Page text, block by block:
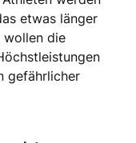
etwas länger
wollen die
gefährlicher